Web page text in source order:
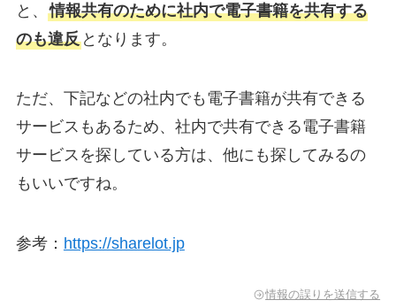
と、 情報共有のために社内で電子書籍を共有する
のも違反となります。
ただ、下記などの社内でも電子書籍が共有できる
サービスもあるため、社内で共有できる電子書籍
サービスを探している方は、他にも探してみるの
もいいですね。
参考： https://sharelot.jp
情報の誤りを送信する